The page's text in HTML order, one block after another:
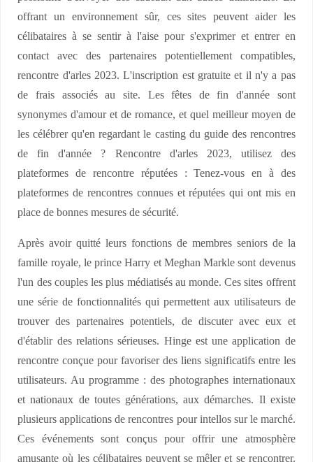
offrant un environnement sûr, ces sites peuvent aider les
célibataires à se sentir à l'aise pour s'exprimer et entrer en
contact avec des partenaires potentiellement compatibles,
rencontre d'arles 2023. L'inscription est gratuite et il n'y a pas
de frais associés au site. Les fêtes de fin d'année sont
synonymes d'amour et de romance, et quel meilleur moyen de
les célébrer qu'en regardant le casting du guide des rencontres
de fin d'année ? Rencontre d'arles 2023, utilisez des
plateformes de rencontre réputées : Tenez-vous en à des
plateformes de rencontres connues et réputées qui ont mis en
place de bonnes mesures de sécurité.
Après avoir quitté leurs fonctions de membres seniors de la
famille royale, le prince Harry et Meghan Markle sont devenus
l'un des couples les plus médiatisés au monde. Ces sites offrent
une série de fonctionnalités qui permettent aux utilisateurs de
trouver des partenaires potentiels, de discuter avec eux et
d'établir des relations sérieuses. Hinge est une application de
rencontre conçue pour favoriser des liens significatifs entre les
utilisateurs. Au programme : des photographes internationaux
et nationaux de toutes générations, aux démarches. Il existe
plusieurs applications de rencontres pour intellos sur le marché.
Ces événements sont conçus pour offrir une atmosphère
amusante où les célibataires peuvent se mêler et se rencontrer.